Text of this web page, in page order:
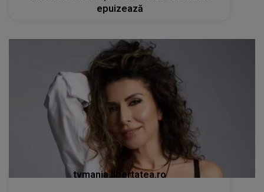
epuizează
tvmania.libertatea.ro